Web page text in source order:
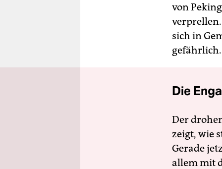
von
sich in
gefährlich.
Die
Der
zeigt, wie
Gerade
allem mit